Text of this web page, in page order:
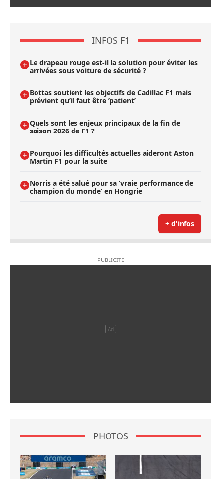
INFOS F1
Le drapeau rouge est-il la solution pour éviter les
arrivées sous voiture de sécurité ?
Bottas soutient les objectifs de Cadillac F1 mais
prévient qu’il faut être ’patient’
Quels sont les enjeux principaux de la fin de
saison 2026 de F1 ?
Pourquoi les difficultés actuelles aideront Aston
Martin F1 pour la suite
Norris a été salué pour sa ’vraie performance de
champion du monde’ en Hongrie
+ d'infos
PHOTOS